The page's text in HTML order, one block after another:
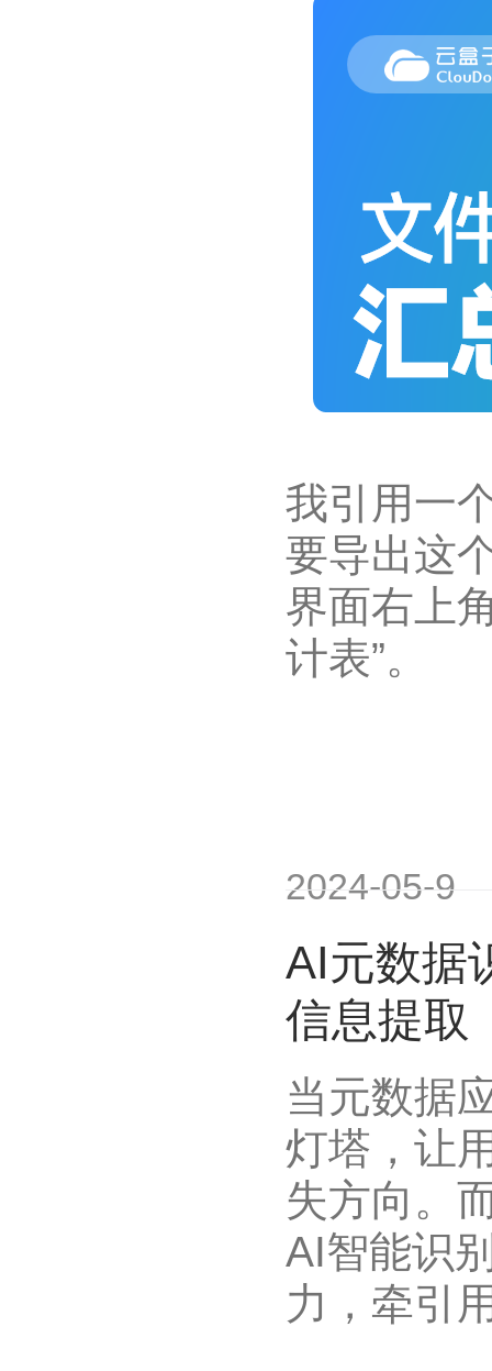
我引用一
要导出这
界面右上
计表”。
2024-05-9
AI元数据
信息提取
当元数据
灯塔，让
失方向。
AI智能识
力，牵引